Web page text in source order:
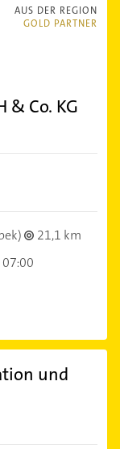
AUS DER REGION
GOLD PARTNER
& Co. KG
21,1 km
und